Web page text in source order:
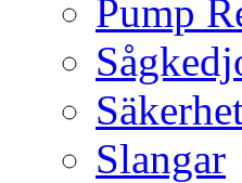
Pump
Slangar